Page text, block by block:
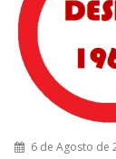
6 de Agosto de